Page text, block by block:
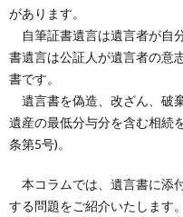
があります。
自筆証書遺言は遺言者が自
書遺言は公証人が遺言者の意
書です。
遺言書を偽造、改ざん、破
遺産の最低分与分を含む相続
条第5号)。
本コラムでは、遺言書に添
する問題をご紹介いたします。